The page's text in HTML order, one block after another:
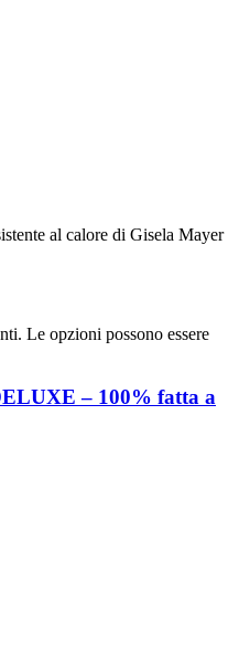
Le opzioni possono essere
– 100% fatta a